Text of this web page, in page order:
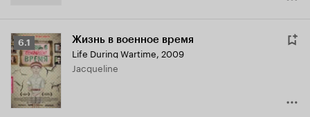
Рейтинг
Кинопоиска
6.1
6.1 Жизнь в военное время
Life During Wartime, 2009
Jacqueline